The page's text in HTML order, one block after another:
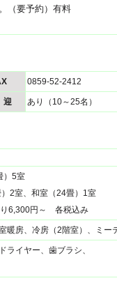
（要予約）有料
0859-52-2412
あり（10～25名）
）5室
2室、和室（24畳）1室
り6,300円～ 各税込み
暖房、冷房（2階室）、ミー
ライヤー、歯ブラシ、